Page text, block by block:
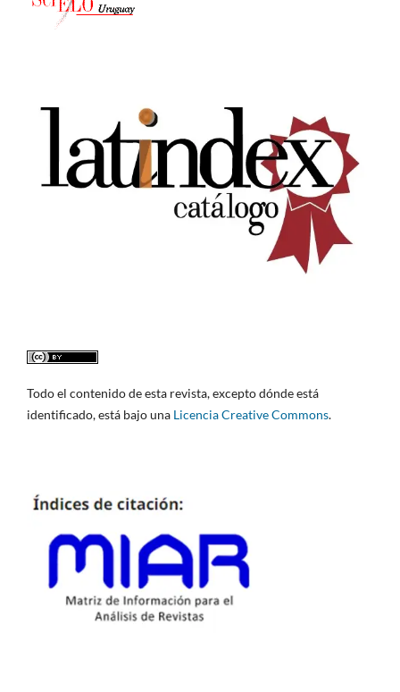
Todo el contenido de esta revista, excepto dónde está
identificado, está bajo una Licencia Creative Commons.